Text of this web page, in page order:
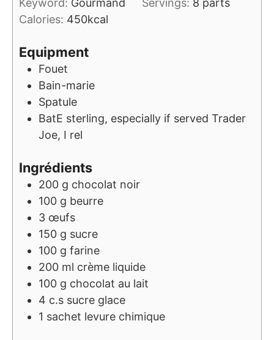
Keyword: Gourmand Servings: 8 parts
Calories: 450kcal
Equipment
Fouet
Bain-marie
Spatule
BatE sterling, especially if served Trader
Joe, I rel
Ingrédients
200 g chocolat noir
100 g beurre
3 œufs
150 g sucre
100 g farine
200 ml crème liquide
100 g chocolat au lait
4 c.s sucre glace
1 sachet levure chimique